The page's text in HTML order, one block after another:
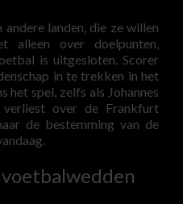
landen, die ze willen
alleen over doelpunten,
is uitgesloten. Scorer
in te trekken in het
het spel, zelfs als Johannes
over de Frankfurt
de bestemming van de